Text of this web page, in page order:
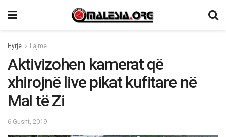
Hyrje Lajme
Aktivizohen kamerat që
xhirojnë live pikat kufitare në
Mal të Zi
6 Gusht, 2019